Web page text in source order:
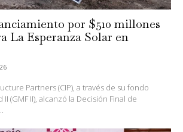
por $510 millones
La Esperanza Solar en
Partners (CIP), a través de su fondo
(GMF II), alcanzó la Decisión Final de